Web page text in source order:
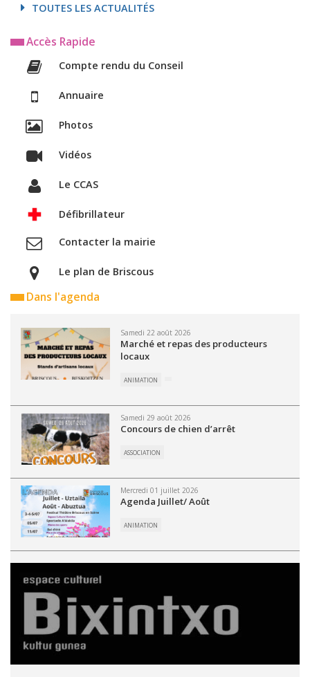
TOUTES LES ACTUALITÉS
Accès Rapide
Compte rendu du Conseil
Annuaire
Photos
Vidéos
Le CCAS
Défibrillateur
Contacter la mairie
Le plan de Briscous
Dans l'agenda
Samedi 22 août 2026
Marché et repas des producteurs
locaux
ANIMATION
Samedi 29 août 2026
Concours de chien d’arrêt
ASSOCIATION
Mercredi 01 juillet 2026
Agenda Juillet/ Août
ANIMATION